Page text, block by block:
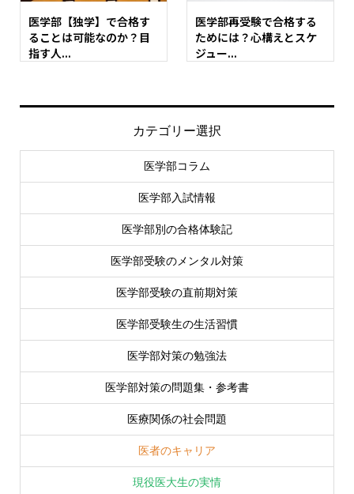
医学部【独学】で合格す
ることは可能なのか？目
指す人...
医学部再受験で合格する
ためには？心構えとスケ
ジュー...
カテゴリー選択
医学部コラム
医学部入試情報
医学部別の合格体験記
医学部受験のメンタル対策
医学部受験の直前期対策
医学部受験生の生活習慣
医学部対策の勉強法
医学部対策の問題集・参考書
医療関係の社会問題
医者のキャリア
現役医大生の実情